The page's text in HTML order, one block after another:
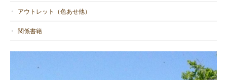
アウトレット（色あせ他）
関係書籍